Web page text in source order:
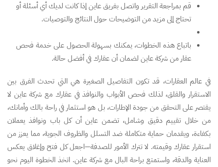
قم بمراجعة التقرير واتصل بفريق عاين إذا كانت لديك أي أسئلة أو
تحتاج إلى مزيد من التوضيحات حول النتائج والتوصيات.
باتباع هذه الخطوات، يمكنك بسهولة الحصول على خدمة فحص
عقار من شركة عاين لضمان أن عقارك في أفضل حالة.
في عالم العقارات، قد تكون التفاصيل الصغيرة هي التي تحدث الفرق بين
الاستقرار والقلق، لذلك فحص الأبواب والنوافذ في عقارك مع شركة عاين لا
يقتصر على التحقق من جودة الإطارات، بل هو استثمار في راحة بالك وأمانك،
من خلال تقييم دقيق وشامل، تضمن عاين أن كل باب ونوافذ يعملان
بكفاءة، ويقدمان حماية متكاملة ضد التسلل والظروف الجوية، مما يعزز من
استقرار عقارك وقيمته. لا تترك الأمور للصدفة—اجعل كل فتح وإغلاق يعكس
العناية والدقة، واستمتع براحة البال مع شركة عاين. اتخذ الخطوة اليوم نحو